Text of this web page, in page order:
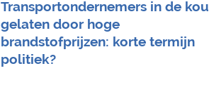
Transportondernemers in de kou
gelaten door hoge
brandstofprijzen: korte termijn
politiek?